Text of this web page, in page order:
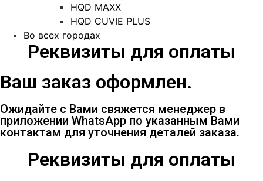
HQD MAXX
HQD CUVIE PLUS
Во всех городах
Реквизиты для оплаты
Ваш заказ оформлен.
Ожидайте с Вами свяжется менеджер в
приложении WhatsApp по указанным Вами
контактам для уточнения деталей заказа.
Реквизиты для оплаты